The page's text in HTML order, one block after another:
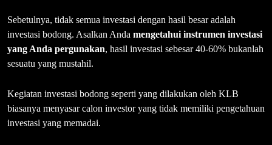
Sebetulnya, tidak semua investasi dengan hasil besar adalah
investasi bodong. Asalkan Anda mengetahui instrumen investasi
yang Anda pergunakan, hasil investasi sebesar 40-60% bukanlah
sesuatu yang mustahil.
Kegiatan investasi bodong seperti yang dilakukan oleh KLB
biasanya menyasar calon investor yang tidak memiliki pengetahuan
investasi yang memadai.